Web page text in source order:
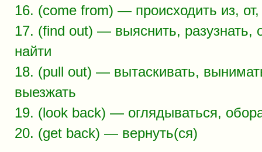
16. (come from) — происходить из, от,
17. (find out) — выяснить, разузнать,
найти
18. (pull out) — вытаскивать,
выезжать
19. (look back) — оглядываться,
20. (get back) — вернуть(ся)